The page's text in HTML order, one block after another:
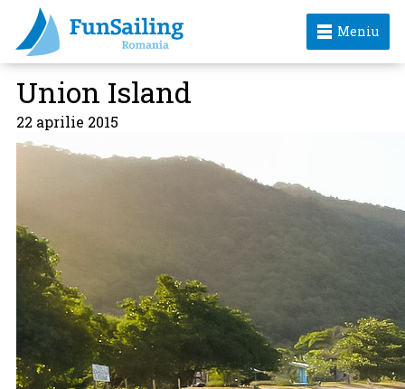
Meniu
Union Island
22 aprilie 2015